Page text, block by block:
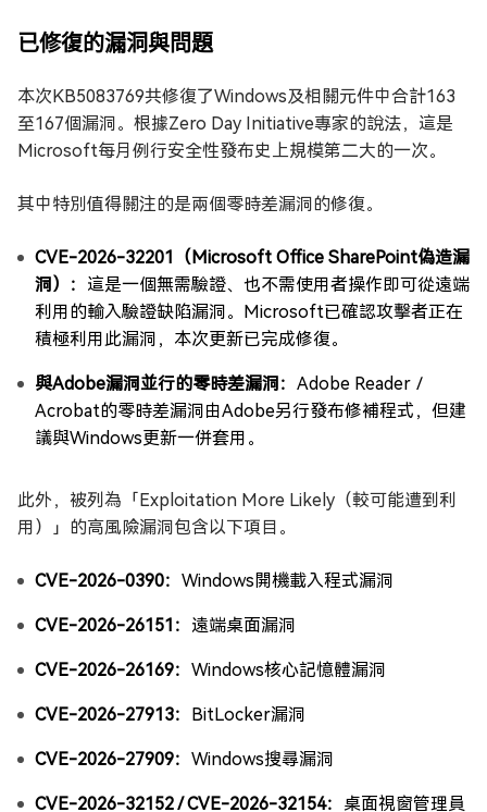
已修復的漏洞與問題
本次KB5083769共修復了Windows及相關元件中合計163
至167個漏洞。根據Zero Day Initiative專家的說法，這是
Microsoft每月例行安全性發布史上規模第二大的一次。
其中特別值得關注的是兩個零時差漏洞的修復。
CVE-2026-32201（Microsoft Office SharePoint偽造漏
洞）： 這是一個無需驗證、也不需使用者操作即可從遠端
利用的輸入驗證缺陷漏洞。Microsoft已確認攻擊者正在
積極利用此漏洞，本次更新已完成修復。
與Adobe漏洞並行的零時差漏洞： Adobe Reader／
Acrobat的零時差漏洞由Adobe另行發布修補程式，但建
議與Windows更新一併套用。
此外，被列為「Exploitation More Likely（較可能遭到利
用）」的高風險漏洞包含以下項目。
CVE-2026-0390： Windows開機載入程式漏洞
CVE-2026-26151： 遠端桌面漏洞
CVE-2026-26169： Windows核心記憶體漏洞
CVE-2026-27913： BitLocker漏洞
CVE-2026-27909： Windows搜尋漏洞
CVE-2026-32152 / CVE-2026-32154： 桌面視窗管理員